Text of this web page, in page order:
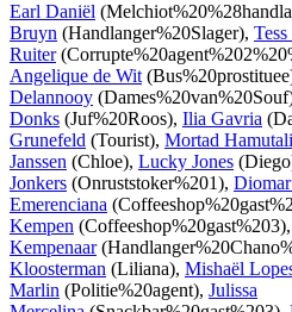
Earl Daniël
Bruyn (Handlanger%20Slager),
Ruiter
Angelique de Wit
Delannooy
Donks (Juf%20Roos), Ilia Gavria
Grunefeld (Tourist), Mortad
Janssen (Chloe), Lucky Jones
Jonkers (Onruststoker%201),
Emerenciana
Kempen (Coffeeshop%20gast%203),
Kempenaar
Kloosterman (Liliana), Mishaël
Marlin (Politie%20agent), Julissa